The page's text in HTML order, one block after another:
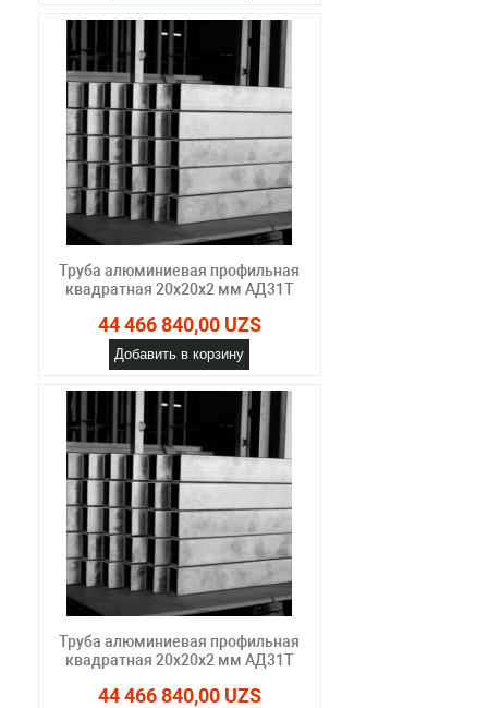
Труба алюминиевая профильная
квадратная 20х20х2 мм АД31Т
44 466 840,00 UZS
Добавить в корзину
Труба алюминиевая профильная
квадратная 20х20х2 мм АД31Т
44 466 840,00 UZS